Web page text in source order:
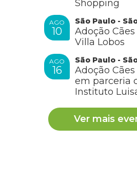
Quero adotar um papagaio 🦜
Shopping
AGO
10
São Paulo -
Adoção
Villa Lobos
AGO
16
São Paulo -
Adoção
em parceria
Instituto
Ver mais